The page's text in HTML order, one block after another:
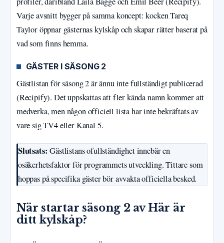
Varje avsnitt bygger på samma koncept: kocken Tareq
Taylor öppnar gästernas kylskåp och skapar rätter baserat på
vad som finns hemma.
GÄSTER I SÄSONG 2
Gästlistan för säsong 2 är ännu inte fullständigt publicerad
(Recipify). Det uppskattas att fler kända namn kommer att
medverka, men någon officiell lista har inte bekräftats av
vare sig TV4 eller Kanal 5.
Slutsats: Gästlistans ofullständighet innebär en
osäkerhetsfaktor för programmets utveckling. Tittare som
hoppas på specifika gäster bör avvakta officiella besked.
När startar säsong 2 av Här är
ditt kylskåp?